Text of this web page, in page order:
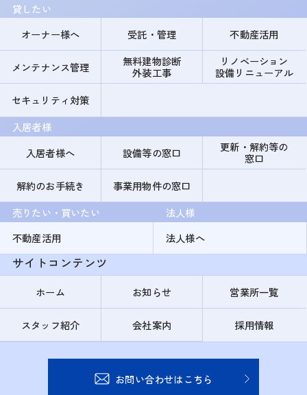
貸したい
オーナー様へ
受託・管理 不動産活用
メンテナンス管理
無料建物診断
外装工事
リノベーション
設備リニューアル
セキュリティ対策
入居者様
入居者様へ
設備等の窓口
更新・解約等の
窓口
解約のお手続き
事業用物件の窓口
売りたい・買いたい
不動産活用
法人様
法人様へ
サイトコンテンツ
ホーム お知らせ 営業所一覧
スタッフ紹介 会社案内 採用情報
お問い合わせはこちら